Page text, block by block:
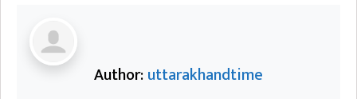
Author:uttarakhandtime